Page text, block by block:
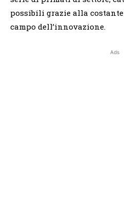
possibili grazie alla
campo dell’innovazione.
Ads